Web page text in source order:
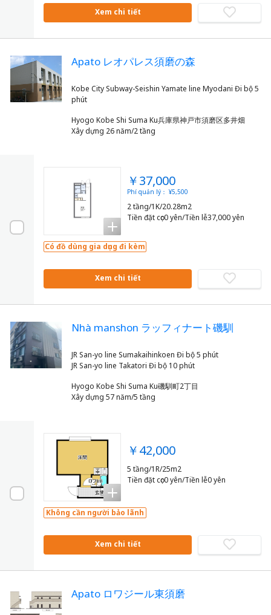
Xem chi tiết
Apato レオパレス須磨の森
Kobe City Subway-Seishin Yamate line Myodani Đi bộ 5
Hyogo Kobe Shi Suma Ku兵庫県神戸市須磨区多井畑
Xây dựng 26 năm/2 tầng
￥37,000
Phí quản lý： ¥5,500
2 tầng/1K/20.28m2
Tiền đặt cọc0 yên/Tiền lễ37,000 yên
Có đồ dùng gia dụng đi kèm
Xem chi tiết
Nhà manshon ラッフィナート磯馴
JR San-yo line Sumakaihinkoen Đi bộ 5 phút
Hyogo Kobe Shi Suma Ku磯馴町2丁目
Xây dựng 57 năm/5 tầng
￥42,000
5 tầng/1R/25m2
Tiền đặt cọc0 yên/Tiền lễ0 yên
Không cần người bảo lãnh
Xem chi tiết
Apato ロワジール東須磨